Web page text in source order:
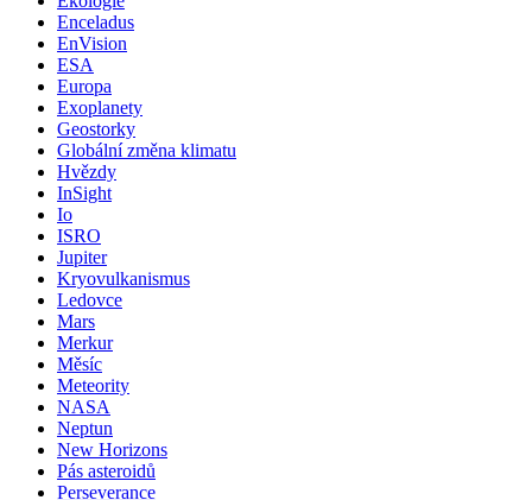
Enceladus
EnVision
ESA
Europa
Exoplanety
Geostorky
Globální změna klimatu
Hvězdy
InSight
Io
ISRO
Jupiter
Kryovulkanismus
Ledovce
Mars
Merkur
Měsíc
Meteority
NASA
Neptun
New Horizons
Pás asteroidů
Perseverance